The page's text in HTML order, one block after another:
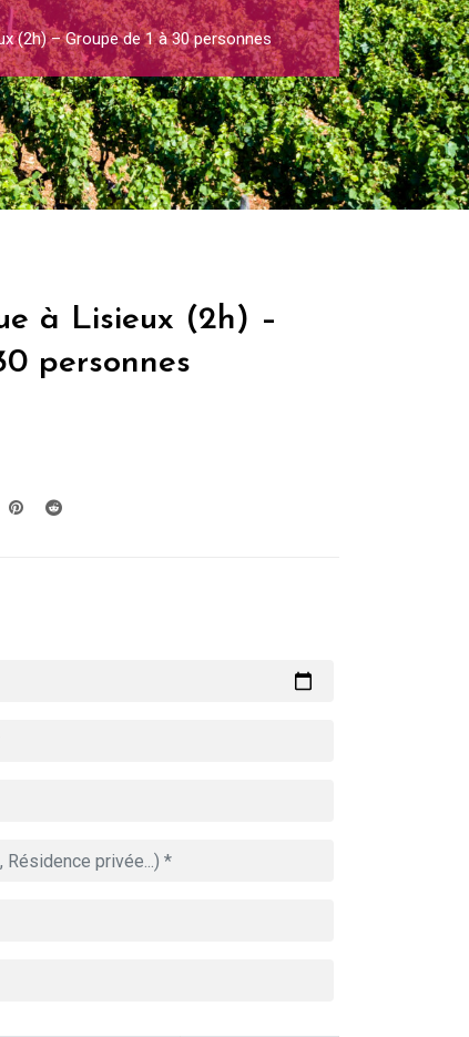
(2h) – Groupe de 1 à 30 personnes
à Lisieux (2h) –
personnes